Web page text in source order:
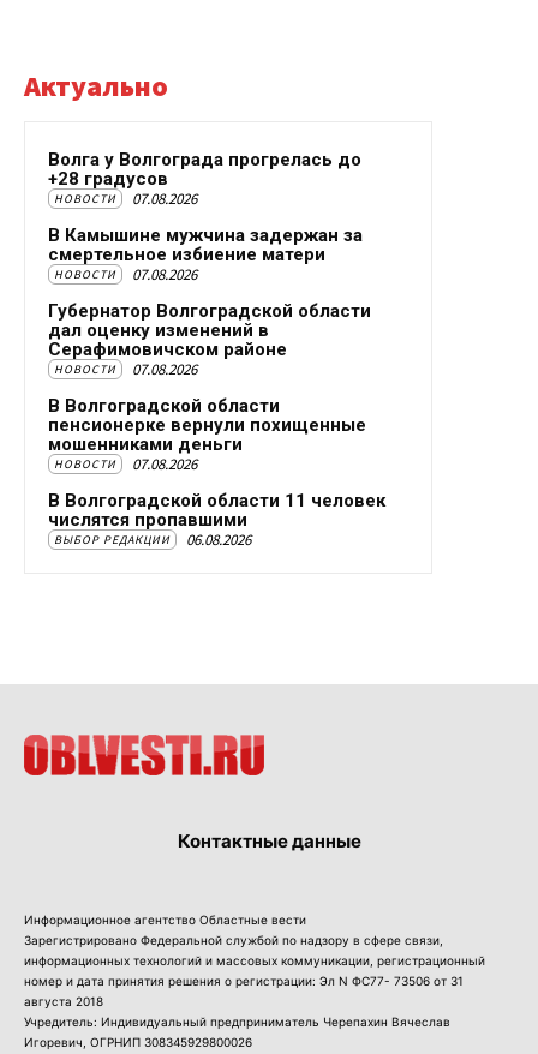
Актуально
Волга у Волгограда прогрелась до
+28 градусов
НОВОСТИ 07.08.2026
В Камышине мужчина задержан за
смертельное избиение матери
НОВОСТИ 07.08.2026
Губернатор Волгоградской области
дал оценку изменений в
Серафимовичском районе
НОВОСТИ 07.08.2026
В Волгоградской области
пенсионерке вернули похищенные
мошенниками деньги
НОВОСТИ 07.08.2026
В Волгоградской области 11 человек
числятся пропавшими
ВЫБОР РЕДАКЦИИ 06.08.2026
Контактные данные
Информационное агентство Областные вести
Зарегистрировано Федеральной службой по надзору в сфере связи,
информационных технологий и массовых коммуникации, регистрационный
номер и дата принятия решения о регистрации: Эл N ФС77- 73506 от 31
августа 2018
Учредитель: Индивидуальный предприниматель Черепахин Вячеслав
Игоревич, ОГРНИП 308345929800026